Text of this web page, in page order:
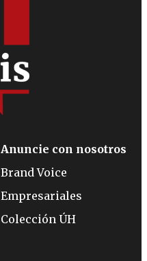
Anuncie con nosotros
Brand Voice
Empresariales
Colección ÚH